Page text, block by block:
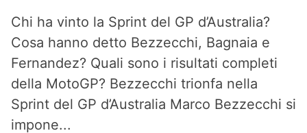
Chi ha vinto la Sprint del GP d’Australia?
Cosa hanno detto Bezzecchi, Bagnaia e
Fernandez? Quali sono i risultati completi
della MotoGP? Bezzecchi trionfa nella
Sprint del GP d’Australia Marco Bezzecchi si
impone...